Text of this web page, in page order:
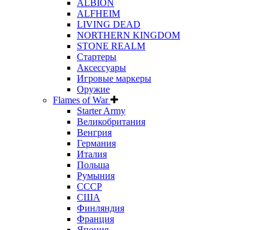
ALBION
ALFHEIM
LIVING DEAD
NORTHERN KINGDOM
STONE REALM
Стартеры
Аксессуары
Игровые маркеры
Оружие
Flames of War
Starter Army
Великобритания
Венгрия
Германия
Италия
Польша
Румыния
СССР
США
Финляндия
Франция